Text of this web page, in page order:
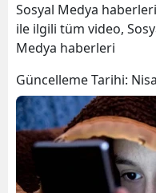
Sosyal Medya
ile ilgili tüm video,
Medya haberleri
Güncelleme Tarihi: